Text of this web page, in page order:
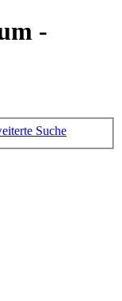
-
Suche